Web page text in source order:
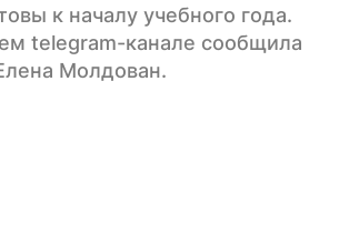
к началу учебного года.
telegram-канале сообщила
Молдован.